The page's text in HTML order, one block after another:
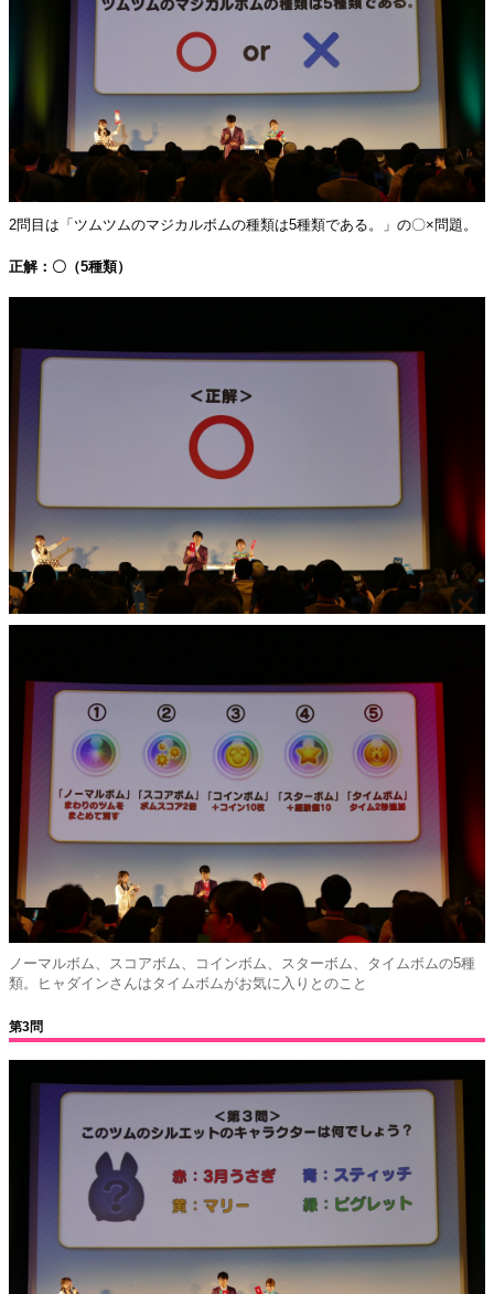
2問目は「ツムツムのマジカルボムの種類は5種類である。」の〇×問題。
正解：〇（5種類）
ノーマルボム、スコアボム、コインボム、スターボム、タイムボムの5種
類。ヒャダインさんはタイムボムがお気に入りとのこと
第3問